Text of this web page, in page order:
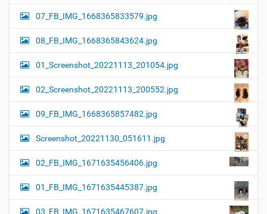
07_FB_IMG_1668365833579.jpg
08_FB_IMG_1668365843624.jpg
01_Screenshot_20221113_201054.jpg
02_Screenshot_20221113_200552.jpg
09_FB_IMG_1668365857482.jpg
Screenshot_20221130_051611.jpg
02_FB_IMG_1671635456406.jpg
01_FB_IMG_1671635445387.jpg
03_FB_IMG_1671635467607.jpg